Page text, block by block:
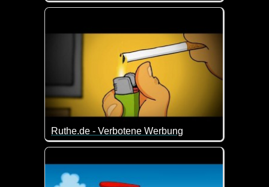
Kurz und knackig...
Ruthe.de - Verbotene Werbung
So kanns gehen ;-)